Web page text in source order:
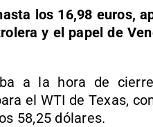
los 16,98 euros,
y el papel de
a la hora de
el WTI de Texas,
58,25 dólares.